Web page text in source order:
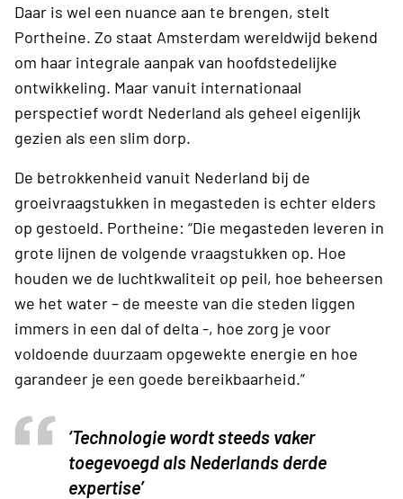
Daar is wel een nuance aan te brengen, stelt
Portheine. Zo staat Amsterdam wereldwijd bekend
om haar integrale aanpak van hoofdstedelijke
ontwikkeling. Maar vanuit internationaal
perspectief wordt Nederland als geheel eigenlijk
gezien als een slim dorp.
De betrokkenheid vanuit Nederland bij de
groeivraagstukken in megasteden is echter elders
op gestoeld. Portheine: “Die megasteden leveren in
grote lijnen de volgende vraagstukken op. Hoe
houden we de luchtkwaliteit op peil, hoe beheersen
we het water – de meeste van die steden liggen
immers in een dal of delta -, hoe zorg je voor
voldoende duurzaam opgewekte energie en hoe
garandeer je een goede bereikbaarheid.”
‘Technologie wordt steeds vaker
toegevoegd als Nederlands derde
expertise’